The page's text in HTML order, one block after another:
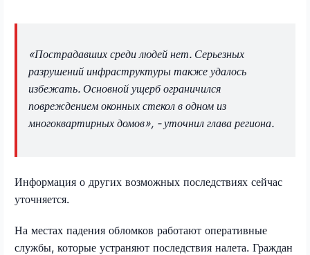
«Пострадавших среди людей нет. Серьезных
разрушений инфраструктуры также удалось
избежать. Основной ущерб ограничился
повреждением оконных стекол в одном из
многоквартирных домов», - уточнил глава региона.
Информация о других возможных последствиях сейчас
уточняется.
На местах падения обломков работают оперативные
службы, которые устраняют последствия налета. Граждан